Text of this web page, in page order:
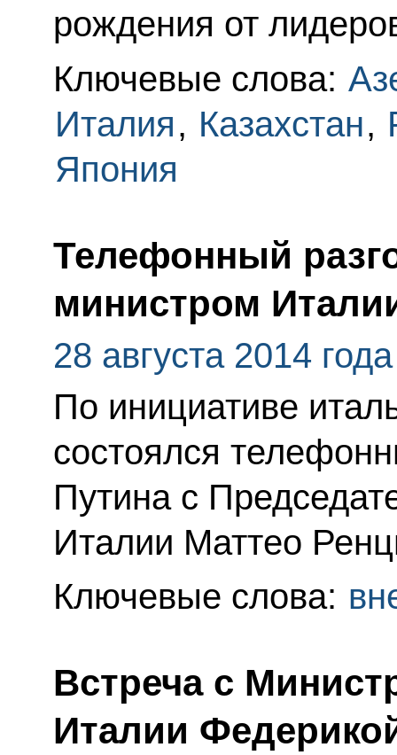
рождения от
Ключевые слова:
Италия, Казахстан,
Япония
Телефонный
министром
28 августа 2014 года
По инициативе
состоялся
Путина с
Италии Маттео
Ключевые слова:
Встреча с
Италии